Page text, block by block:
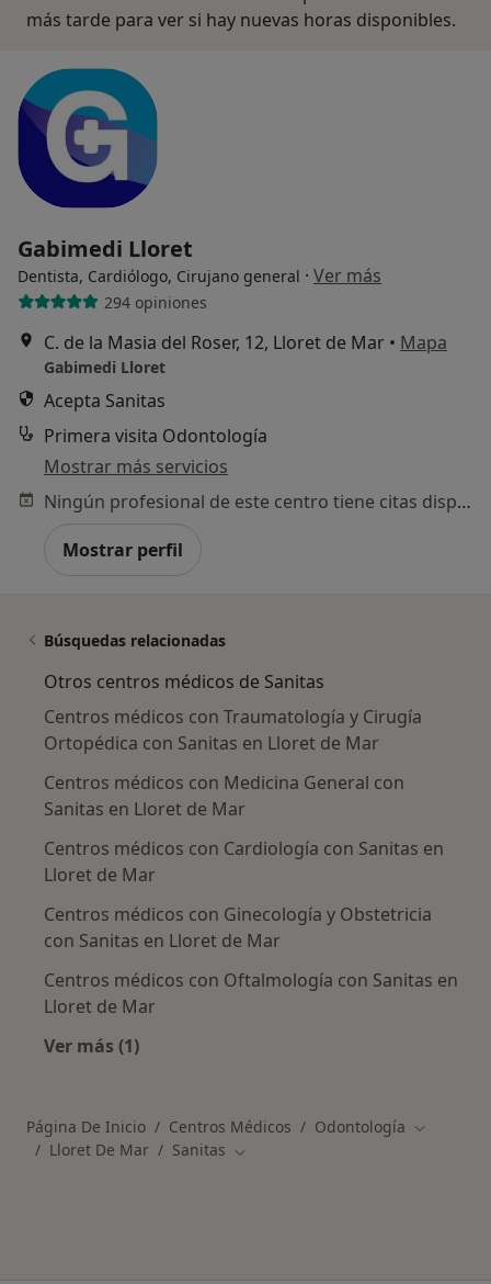
más tarde para ver si hay nuevas horas disponibles.
Gabimedi Lloret
Dentista, Cardiólogo, Cirujano general · Ver más
294 opiniones
C. de la Masia del Roser, 12, Lloret de Mar • Mapa
Gabimedi Lloret
Acepta Sanitas
Primera visita Odontología
Mostrar más servicios
Ningún profesional de este centro tiene citas disponibles
Mostrar perfil
Búsquedas relacionadas
Otros centros médicos de Sanitas
Centros médicos con Traumatología y Cirugía
Ortopédica con Sanitas en Lloret de Mar
Centros médicos con Medicina General con
Sanitas en Lloret de Mar
Centros médicos con Cardiología con Sanitas en
Lloret de Mar
Centros médicos con Ginecología y Obstetricia
con Sanitas en Lloret de Mar
Centros médicos con Oftalmología con Sanitas en
Lloret de Mar
Ver más (1)
Página De Inicio Centros Médicos Odontología Cambiar
Lloret De Mar
Sanitas Cambiar de ciudad